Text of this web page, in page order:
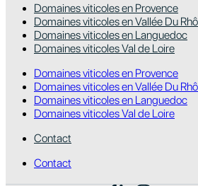
Domaines viticoles en Provence
Domaines viticoles en Vallée Du
Domaines viticoles en Languedoc
Domaines viticoles Val de Loire
Domaines viticoles en Provence
Domaines viticoles en Vallée Du
Domaines viticoles en Languedoc
Domaines viticoles Val de Loire
Contact
Contact